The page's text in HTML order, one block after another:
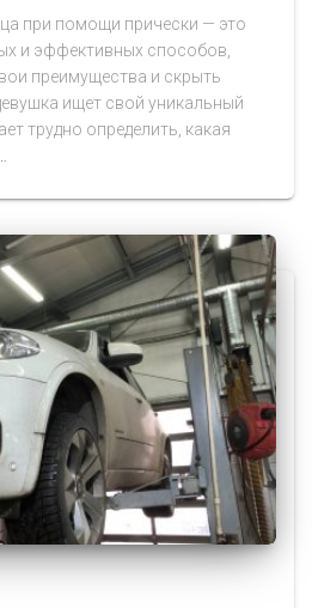
при помощи прически — это
и эффективных способов,
преимущества и скрыть
ищет свой уникальный
трудно определить, какая